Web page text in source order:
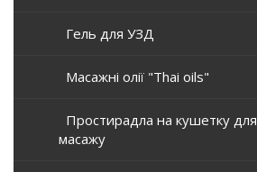
Гель для УЗД
Масажні олії "Thai oils"
Простирадла на кушетку для
масажу